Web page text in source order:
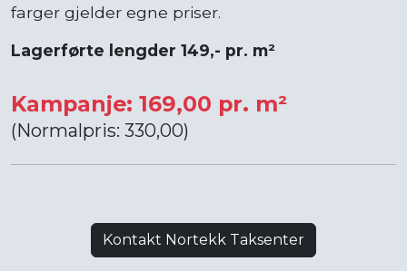
farger gjelder egne priser.
Lagerførte lengder 149,- pr. m²
Kampanje: 169,00 pr. m²
(Normalpris: 330,00)
Kontakt Nortekk Taksenter